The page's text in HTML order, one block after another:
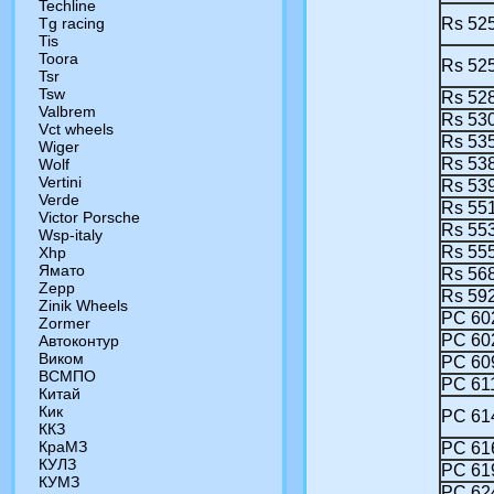
Techline
Tg racing
Tis
Toora
Tsr
Tsw
Valbrem
Vct wheels
Wiger
Wolf
Vertini
Verde
Victor Porsche
Wsp-italy
Xhp
Ямато
Zepp
Zinik Wheels
Zormer
Автоконтур
Виком
ВСМПО
Китай
Кик
ККЗ
КраМЗ
КУЛЗ
КУМЗ
Rs
Rs
Rs
Rs
Rs
Rs
Rs
Rs
Rs
Rs
Rs
Rs
РС
РС
РС
РС
РС
РС
РС